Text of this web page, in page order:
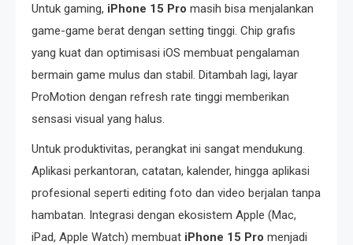
Untuk gaming, iPhone 15 Pro masih bisa menjalankan
game-game berat dengan setting tinggi. Chip grafis
yang kuat dan optimisasi iOS membuat pengalaman
bermain game mulus dan stabil. Ditambah lagi, layar
ProMotion dengan refresh rate tinggi memberikan
sensasi visual yang halus.
Untuk produktivitas, perangkat ini sangat mendukung.
Aplikasi perkantoran, catatan, kalender, hingga aplikasi
profesional seperti editing foto dan video berjalan tanpa
hambatan. Integrasi dengan ekosistem Apple (Mac,
iPad, Apple Watch) membuat iPhone 15 Pro menjadi